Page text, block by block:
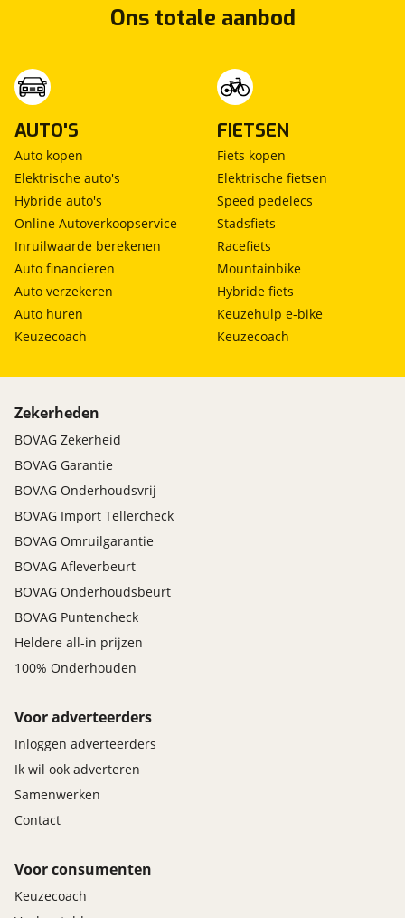
Ons totale aanbod
AUTO'S
Auto kopen
Elektrische auto's
Hybride auto's
Online Autoverkoopservice
Inruilwaarde berekenen
Auto financieren
Auto verzekeren
Auto huren
Keuzecoach
FIETSEN
Fiets kopen
Elektrische fietsen
Speed pedelecs
Stadsfiets
Racefiets
Mountainbike
Hybride fiets
Keuzehulp e-bike
Keuzecoach
Zekerheden
BOVAG Zekerheid
BOVAG Garantie
BOVAG Onderhoudsvrij
BOVAG Import Tellercheck
BOVAG Omruilgarantie
BOVAG Afleverbeurt
BOVAG Onderhoudsbeurt
BOVAG Puntencheck
Heldere all-in prijzen
100% Onderhouden
Voor adverteerders
Inloggen adverteerders
Ik wil ook adverteren
Samenwerken
Contact
Voor consumenten
Keuzecoach